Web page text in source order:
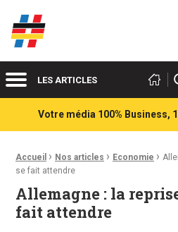
Acteurs du franco-allemand
MenuLES ARTICLES
Votre média 100% Business,
Fil d'Ariane :
Accueil › Nos articles › Economie ›
se fait attendre
Allemagne : la
fait attendre